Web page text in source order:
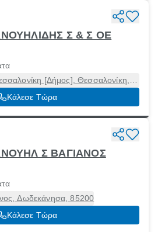
Σ & Σ ΟΕ
[Δήμος], Θεσσαλονίκη,
54627
Κάλεσε Τώρα
Σ ΒΑΓΙΑΝΟΣ
Δωδεκάνησα, 85200
Κάλεσε Τώρα